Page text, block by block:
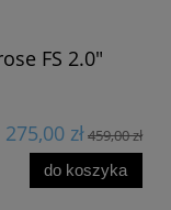
FS 2.0"
275,00 zł459,00 zł
do koszyka